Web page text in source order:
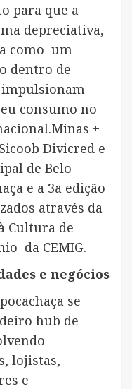
para que a
depreciativa,
como um
dentro de
impulsionam
consumo no
+
Divicred e
de Belo
e a 3a edição
através da
Cultura de
da CEMIG.
e negócios
se
hub de
lojistas,
e